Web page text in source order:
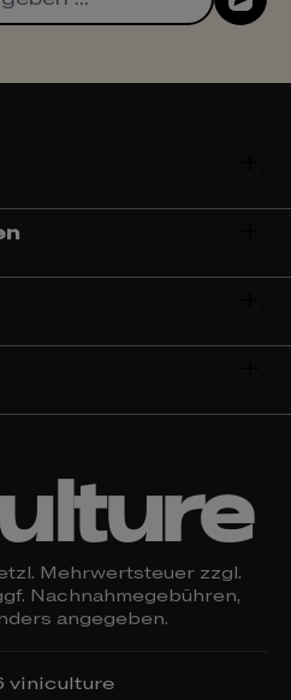
Mehrwertsteuer zzgl.
Nachnahmegebühren,
angegeben.
viniculture